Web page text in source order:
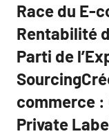
Race du E-
Rentabilité
Parti de
commerce :
Private